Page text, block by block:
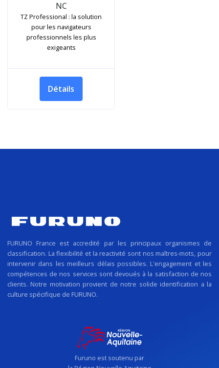
NC
TZ Professional : la solution
pour les navigateurs
professionnels les plus
exigeants
Détails
FURUNO France est accredité par les principaux organismes de
classification. La flexibilité et la reactivité sont nos maîtres-mots, pour
intervenir dans les meilleurs délais possibles. L'engagement et les
compétences de nos services sont devoués à la satisfaction de nos
clients. Notre motivation provient de notre solide identification a la
culture spécifique de FURUNO.
Furuno est soutenu par